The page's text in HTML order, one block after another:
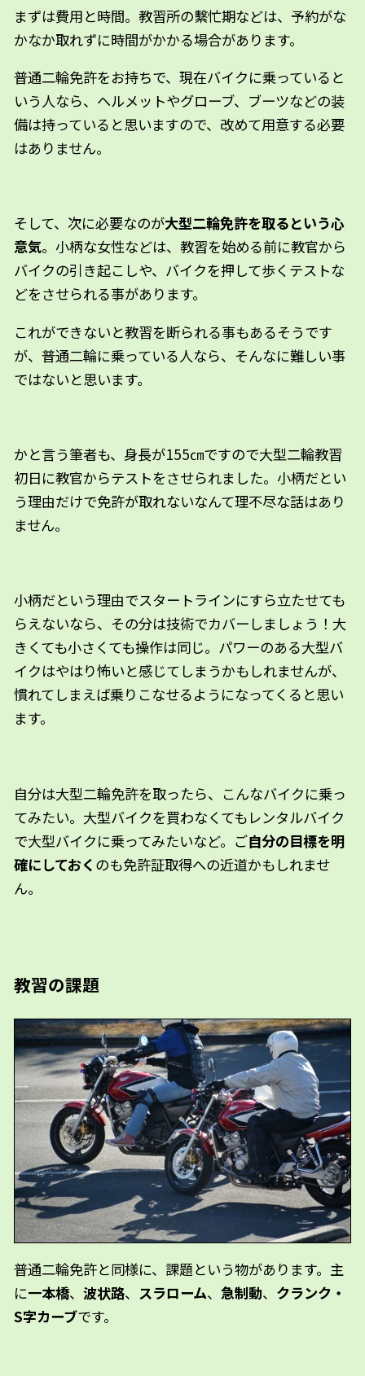
まずは費用と時間。教習所の繫忙期などは、予約がな
かなか取れずに時間がかかる場合があります。
普通二輪免許をお持ちで、現在バイクに乗っていると
いう人なら、ヘルメットやグローブ、ブーツなどの装
備は持っていると思いますので、改めて用意する必要
はありません。
そして、次に必要なのが大型二輪免許を取るという心
意気。小柄な女性などは、教習を始める前に教官から
バイクの引き起こしや、バイクを押して歩くテストな
どをさせられる事があります。
これができないと教習を断られる事もあるそうです
が、普通二輪に乗っている人なら、そんなに難しい事
ではないと思います。
かと言う筆者も、身長が155㎝ですので大型二輪教習
初日に教官からテストをさせられました。小柄だとい
う理由だけで免許が取れないなんて理不尽な話はあり
ません。
小柄だという理由でスタートラインにすら立たせても
らえないなら、その分は技術でカバーしましょう！大
きくても小さくても操作は同じ。パワーのある大型バ
イクはやはり怖いと感じてしまうかもしれませんが、
慣れてしまえば乗りこなせるようになってくると思い
ます。
自分は大型二輪免許を取ったら、こんなバイクに乗っ
てみたい。大型バイクを買わなくてもレンタルバイク
で大型バイクに乗ってみたいなど。ご自分の目標を明
確にしておく のも免許証取得への近道かもしれませ
ん。
教習の課題
普通二輪免許と同様に、課題という物があります。主
に一本橋、波状路、 スラローム、急制動、 クランク・
S字カーブです。